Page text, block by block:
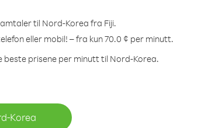
til Nord-Korea fra Fiji.
eller mobil! – fra kun 70.0 ¢ per minutt.
prisene per minutt til Nord-Korea.
Korea